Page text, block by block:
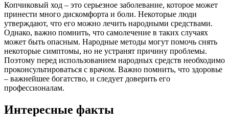
Копчиковый ход – это серьезное заболевание, которое может
принести много дискомфорта и боли. Некоторые люди
утверждают, что его можно лечить народными средствами.
Однако, важно помнить, что самолечение в таких случаях
может быть опасным. Народные методы могут помочь снять
некоторые симптомы, но не устранят причину проблемы.
Поэтому перед использованием народных средств необходимо
проконсультироваться с врачом. Важно помнить, что здоровье
– важнейшее богатство, и следует доверить его
профессионалам.
Интересные факты